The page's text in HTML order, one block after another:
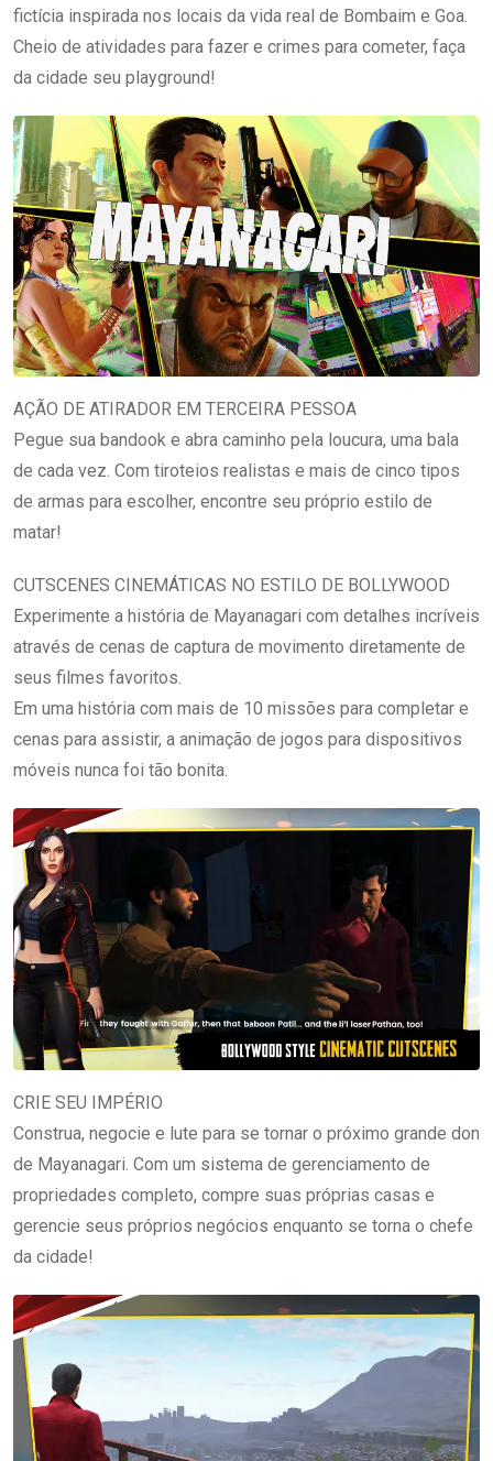
fictícia inspirada nos locais da vida real de Bombaim e Goa.
Cheio de atividades para fazer e crimes para cometer, faça
da cidade seu playground!
AÇÃO DE ATIRADOR EM TERCEIRA PESSOA
Pegue sua bandook e abra caminho pela loucura, uma bala
de cada vez. Com tiroteios realistas e mais de cinco tipos
de armas para escolher, encontre seu próprio estilo de
matar!
CUTSCENES CINEMÁTICAS NO ESTILO DE BOLLYWOOD
Experimente a história de Mayanagari com detalhes incríveis
através de cenas de captura de movimento diretamente de
seus filmes favoritos.
Em uma história com mais de 10 missões para completar e
cenas para assistir, a animação de jogos para dispositivos
móveis nunca foi tão bonita.
CRIE SEU IMPÉRIO
Construa, negocie e lute para se tornar o próximo grande don
de Mayanagari. Com um sistema de gerenciamento de
propriedades completo, compre suas próprias casas e
gerencie seus próprios negócios enquanto se torna o chefe
da cidade!